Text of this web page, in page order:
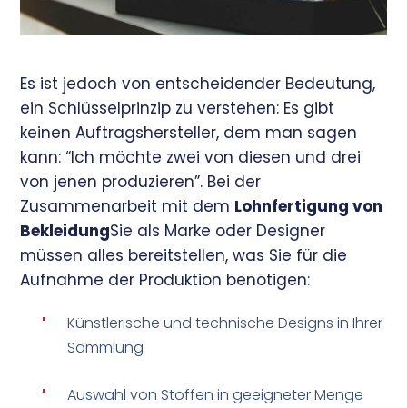
Es ist jedoch von entscheidender Bedeutung,
ein Schlüsselprinzip zu verstehen: Es gibt
keinen Auftragshersteller, dem man sagen
kann: “Ich möchte zwei von diesen und drei
von jenen produzieren”. Bei der
Zusammenarbeit mit dem Lohnfertigung von
BekleidungSie als Marke oder Designer
müssen alles bereitstellen, was Sie für die
Aufnahme der Produktion benötigen:
'
Künstlerische und technische Designs in Ihrer
Sammlung
' Auswahl von Stoffen in geeigneter Menge